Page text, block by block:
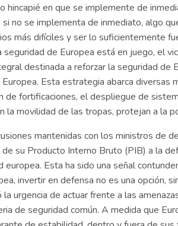
hincapié en que se implemente de
si no se implementa de inmediato, algo
más difíciles y ser lo suficientemente
de Europea está en juego, el
destinada a reforzar la seguridad de
Esta estrategia abarca diversas
de fortificaciones, el despliegue de
la movilidad de las tropas, protejan a la
mantenidas con los ministros de
su Producto Interno Bruto (PIB) a la
europea. Esta ha sido una señal
invertir en defensa no es una opción,
urgencia de actuar frente a las
de seguridad común. A medida que